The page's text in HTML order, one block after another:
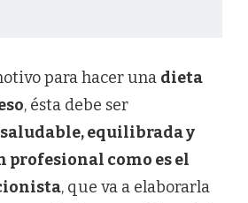
para hacer una dieta
, ésta debe ser
equilibrada y
profesional como es el
, que va a elaborarla